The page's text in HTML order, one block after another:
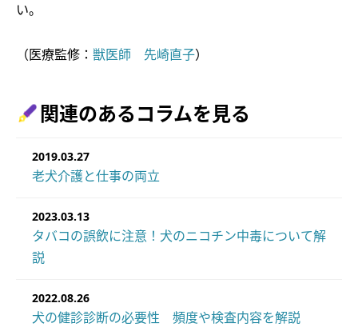
い。
（医療監修： 獣医師 先崎直子）
関連のあるコラムを見る
2019.03.27
老犬介護と仕事の両立
2023.03.13
タバコの誤飲に注意！犬のニコチン中毒について解
説
2022.08.26
犬の健診診断の必要性 頻度や検査内容を解説